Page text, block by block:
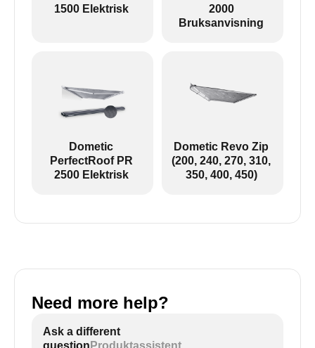
1500 Elektrisk
2000
Bruksanvisning
Dometic
PerfectRoof PR
2500 Elektrisk
Dometic Revo Zip
(200, 240, 270, 310,
350, 400, 450)
Need more help?
Ask a different
question Produktassistent